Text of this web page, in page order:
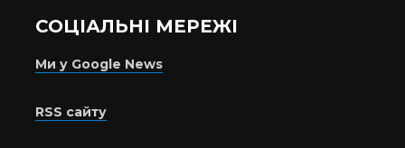
СОЦІАЛЬНІ МЕРЕЖІ
Ми у Google News
RSS сайту